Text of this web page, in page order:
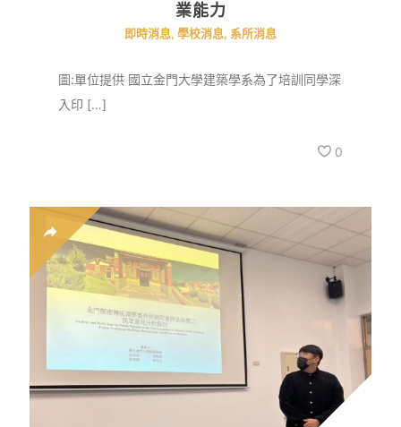
業能力
即時消息, 學校消息, 系所消息
圖:單位提供 國立金門大學建築學系為了培訓同學深
入印 […]
0